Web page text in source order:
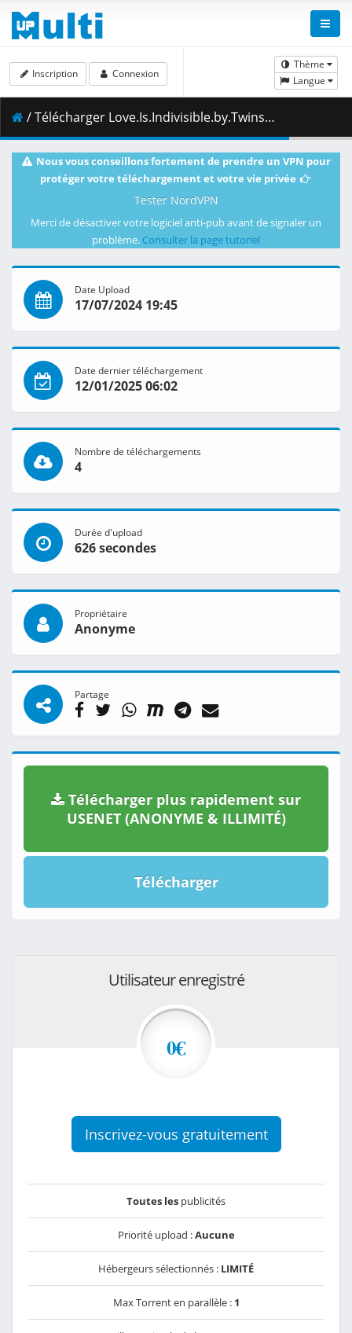
Thème
Langue
Inscription Connexion
/ Télécharger Love.Is.Indivisible.by.Twins.S01E02.If.I.Were.to.be.Asked.Out.1080p.CR.WEB-DL.AAC2.0.H.264-VARYG.mkv.001 ( 460.06 MB )
Nous vous conseillons fortement de prendre un VPN pour
protéger votre téléchargement et votre vie privée
Tester NordVPN
Merci de désactiver votre logiciel anti-pub avant de signaler un
problème. Consulter la page tutoriel
Date Upload
17/07/2024 19:45
Date dernier téléchargement
12/01/2025 06:02
Nombre de téléchargements
4
Durée d'upload
626 secondes
Propriétaire
Anonyme
Partage
Télécharger plus rapidement sur
USENET (ANONYME & ILLIMITÉ)
Télécharger
Utilisateur enregistré
0€
Inscrivez-vous gratuitement
Toutes les publicités
Priorité upload :Aucune
Hébergeurs sélectionnés : LIMITÉ
Max Torrent en parallèle : 1